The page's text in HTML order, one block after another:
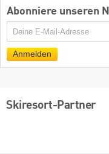
Abonniere unseren
E-
Anmelden
Skiresort-Partner